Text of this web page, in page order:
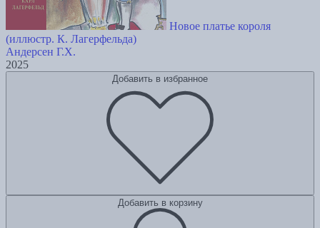
Новое платье короля
(иллюстр. К. Лагерфельда)
Андерсен Г.Х.
2025
Добавить в избранное
Добавить в корзину